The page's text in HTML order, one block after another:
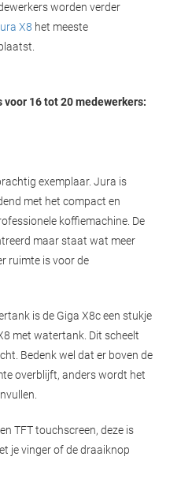
worden verder
X8 het meeste
voor 16 tot 20 medewerkers:
exemplaar. Jura is
met het compact en
koffiemachine. De
maar staat wat meer
ruimte is voor de
is de Giga X8c een stukje
met watertank. Dit scheelt
Bedenk wel dat er boven de
overblijft, anders wordt het
TFT touchscreen, deze is
je vinger of de draaiknop